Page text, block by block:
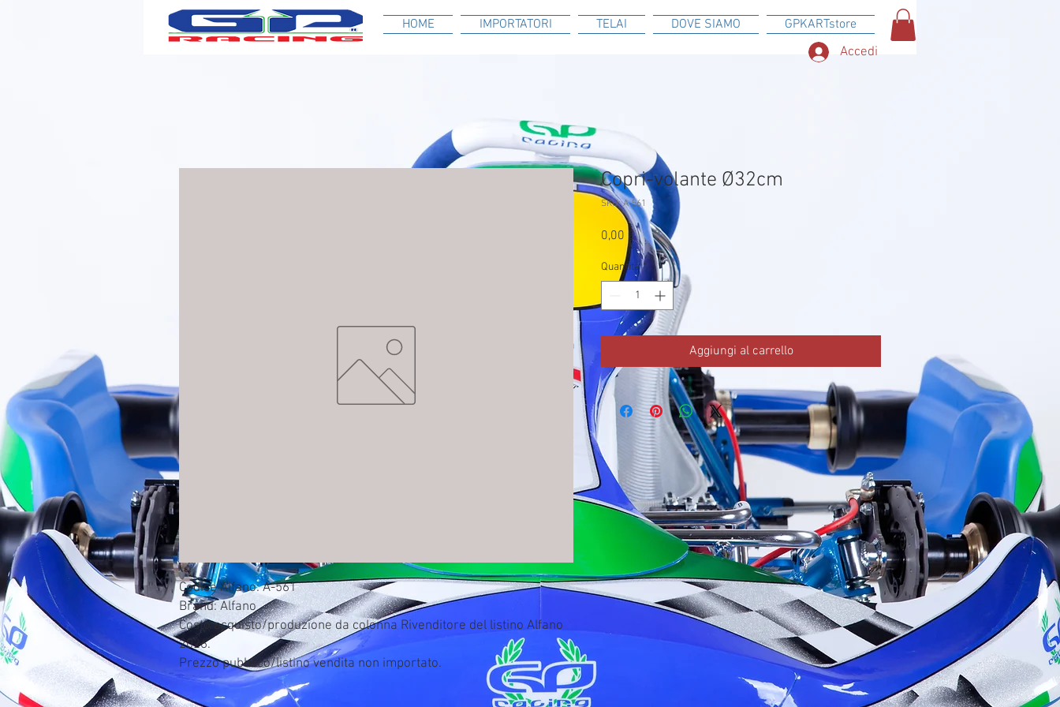
HOME IMPORTATORI TELAI DOVE SIAMO
GPKARTstore
Accedi
Codice Alfano: A-561
Brand: Alfano
Costo acquisto/produzione da colonna Rivenditore del listino Alfano
2026.
Prezzo pubblico/listino vendita non importato.
Copri-volante Ø32cm
SKU: A-561
0,00 €Prezzo
Quantità *
Aggiungi al carrello